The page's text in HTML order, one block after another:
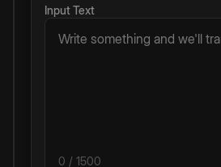
Input Text
0 / 1500